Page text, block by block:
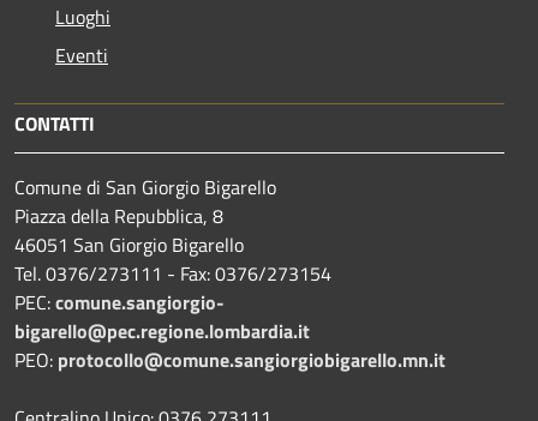
Luoghi
Eventi
CONTATTI
Comune di San Giorgio Bigarello
Piazza della Repubblica, 8
46051 San Giorgio Bigarello
Tel. 0376/273111 - Fax: 0376/273154
PEC:comune.sangiorgio-
bigarello@pec.regione.lombardia.it
PEO: protocollo@comune.sangiorgiobigarello.mn.it